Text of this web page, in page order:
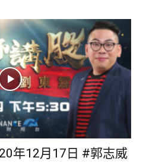
年12月17日 #郭志威